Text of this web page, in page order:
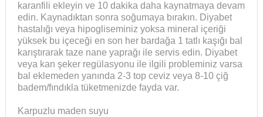
karanfili ekleyin ve 10 dakika daha kaynatmaya devam
edin. Kaynadıktan sonra soğumaya bırakın. Diyabet
hastalığı veya hipogliseminiz yoksa mineral içeriği
yüksek bu içeceği en son her bardağa 1 tatlı kaşığı bal
karıştırarak taze nane yaprağı ile servis edin. Diyabet
veya kan şeker regülasyonu ile ilgili probleminiz varsa
bal eklemeden yanında 2-3 top ceviz veya 8-10 çiğ
badem/fındıkla tüketmenizde fayda var.
Karpuzlu maden suyu